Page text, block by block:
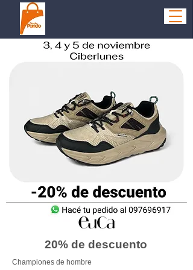
20% de descuento
Championes de hombre